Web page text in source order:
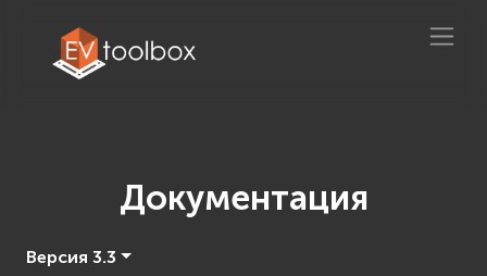
Документация
Версия 3.3